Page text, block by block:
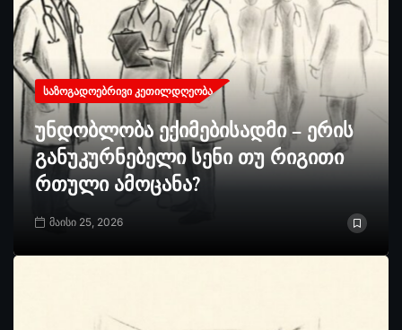
ᲡᲐᲖᲝᲒᲐᲓᲝᲔᲑᲠᲘᲕᲘ ᲙᲔᲗᲘᲚᲓᲦᲔᲝᲑᲐ
უნდობლობა ექიმებისადმი – ერის
განუკურნებელი სენი თუ რიგითი
რთული ამოცანა?
მაისი 25, 2026